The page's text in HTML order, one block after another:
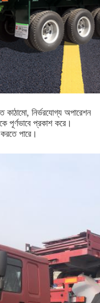
কাঠামো, নির্ভরযোগ্য অপারেশন
পূর্ণভাবে প্রকাশ করে।
পারে।